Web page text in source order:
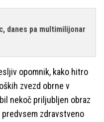
danes pa multimilijonar
opomnik, kako hitro
zvezd obrne v
nekoč priljubljen obraz
zdravstveno